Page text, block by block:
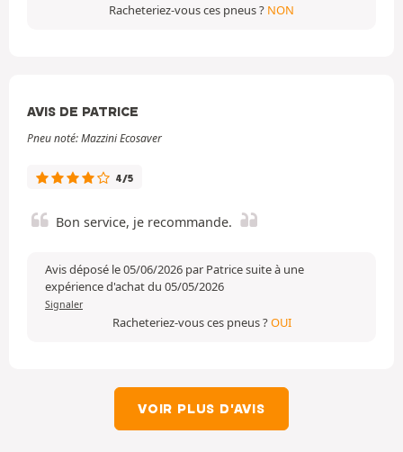
Racheteriez-vous ces pneus ? NON
AVIS DE PATRICE
Pneu noté: Mazzini Ecosaver
4/5
Bon service, je recommande.
Avis déposé le 05/06/2026 par Patrice suite à une
expérience d'achat du 05/05/2026
Signaler
Racheteriez-vous ces pneus ?OUI
VOIR PLUS D'AVIS